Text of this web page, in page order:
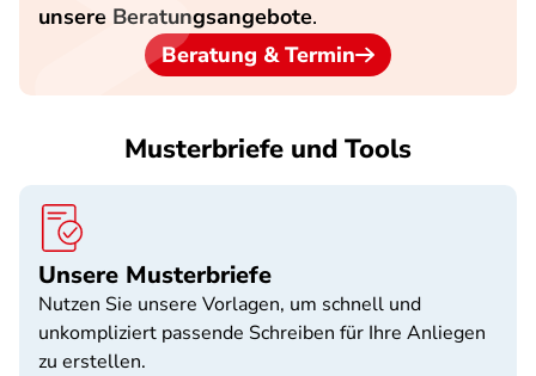
unsere Beratungsangebote.
Beratung & Termin
Musterbriefe und Tools
Unsere Musterbriefe
Nutzen Sie unsere Vorlagen, um schnell und
unkompliziert passende Schreiben für Ihre Anliegen
zu erstellen.